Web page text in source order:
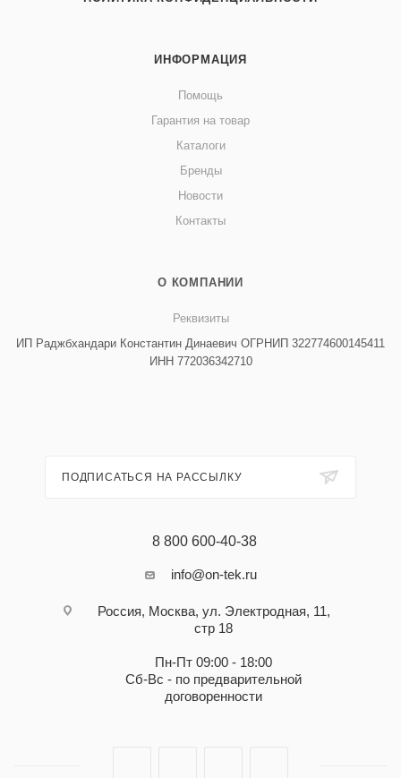
ИНФОРМАЦИЯ
Помощь
Гарантия на товар
Каталоги
Бренды
Новости
Контакты
О КОМПАНИИ
Реквизиты
ИП Раджбхандари Константин Динаевич ОГРНИП 322774600145411
ИНН 772036342710
ПОДПИСАТЬСЯ НА РАССЫЛКУ
8 800 600-40-38
info@on-tek.ru
Россия, Москва, ул. Электродная, 11,
стр 18
Пн-Пт 09:00 - 18:00
Сб-Вс - по предварительной
договоренности